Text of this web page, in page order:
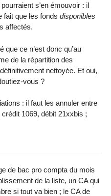
s’en émouvoir : il
fait que les fonds disponibles
affectés.
ce n’est donc qu’au
de la répartition des
nettoyée. Et oui,
vous ?
: il faut les annuler entre
1069, débit 21xxbis ;
de bac pro compta du mois
de la liste, un CA qui
si tout va bien ; le CA de